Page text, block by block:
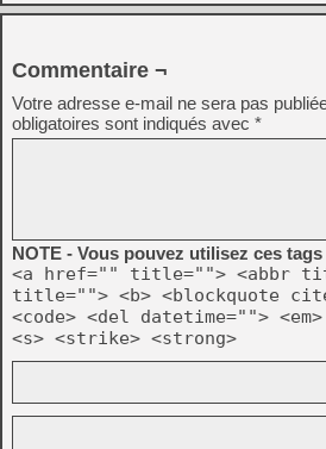
Commentaire ¬
Votre adresse e-mail ne sera pas
obligatoires sont indiqués avec *
NOTE - Vous pouvez utilisez ces
<a href="" title=""> <abbr
title=""> <b> <blockquote
<code> <del datetime="">
<s> <strike> <strong>